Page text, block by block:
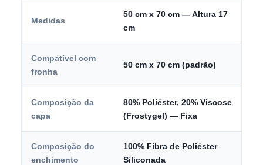
Medidas
50 cm x 70 cm — Altura 17
cm
Compatível com
fronha
50 cm x 70 cm (padrão)
Composição da
capa
80% Poliéster, 20% Viscose
(Frostygel) — Fixa
Composição do
enchimento
100% Fibra de Poliéster
Siliconada